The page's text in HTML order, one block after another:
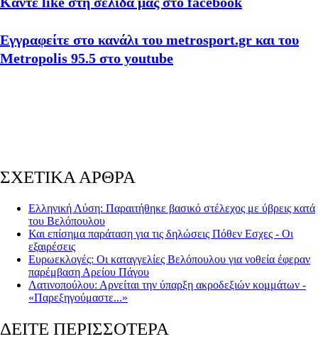
Εγγραφείτε στο κανάλι του metrosport.gr και του
Metropolis 95.5 στο youtube
ΣΧΕΤΙΚΑ ΑΡΘΡΑ
Ελληνική Λύση: Παραιτήθηκε βασικό στέλεχος με ύβρεις κατά
του Βελόπουλου
Και επίσημα παράταση για τις δηλώσεις Πόθεν Eσχες - Οι
εξαιρέσεις
Ευρωεκλογές: Οι καταγγελίες Βελόπουλου για νοθεία έφεραν
παρέμβαση Αρείου Πάγου
Λατινοπούλου: Αρνείται την ύπαρξη ακροδεξιών κομμάτων -
«Παρεξηγούμαστε...»
ΔΕΙΤΕ ΠΕΡΙΣΣΟΤΕΡΑ